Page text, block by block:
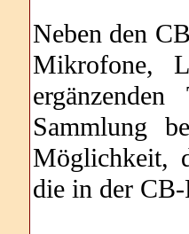
Neben den
Mikrofone,
Sammlung
Möglichkeit,
die in der